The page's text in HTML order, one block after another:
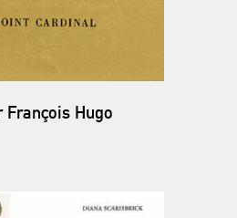
François Hugo